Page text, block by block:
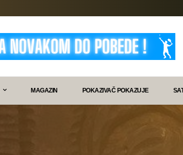
MAGAZIN POKAZIVAČ POKAZUJE